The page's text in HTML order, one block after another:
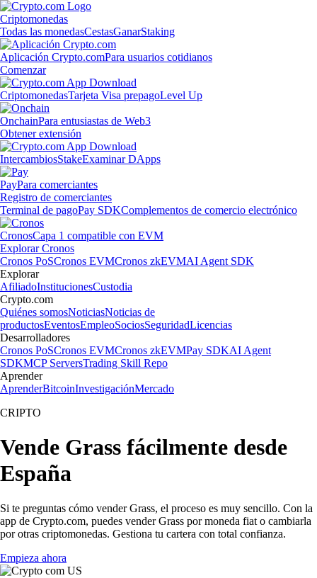
Criptomonedas
Todas las monedasCestasGanarStaking
Aplicación Crypto.comPara usuarios cotidianos
Comenzar
CriptomonedasTarjeta Visa prepagoLevel Up
OnchainPara entusiastas de Web3
Obtener extensión
IntercambiosStakeExaminar DApps
PayPara comerciantes
Registro de comerciantes
Terminal de pagoPay SDKComplementos de comercio electrónico
CronosCapa 1 compatible con EVM
Explorar Cronos
Cronos PoSCronos EVMCronos zkEVMAI Agent SDK
Explorar
AfiliadoInstitucionesCustodia
Crypto.com
Quiénes somosNoticiasNoticias de
productosEventosEmpleoSociosSeguridadLicencias
Desarrolladores
Cronos PoSCronos EVMCronos zkEVMPay SDKAI Agent
SDKMCP ServersTrading Skill Repo
Aprender
AprenderBitcoinInvestigaciónMercado
CRIPTO
Vende Grass fácilmente desde
España
Si te preguntas cómo vender Grass, el proceso es muy sencillo. Con la
app de Crypto.com, puedes vender Grass por moneda fiat o cambiarla
por otras criptomonedas. Gestiona tu cartera con total confianza.
Empieza ahora